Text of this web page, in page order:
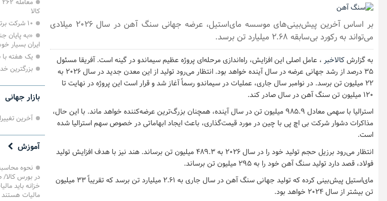
بر اساس آخرین پیش‌بینی‌های موسسه مای‌استیل، عرضه جهانی سنگ آهن در سال ۲۰۲۶ میلادی
می‌تواند به رکورد بی‌سابقه ۲.۶۸ میلیارد تن برسد.
به گزارشکالاخبر ، عامل اصلی این افزایش، راه‌اندازی مرحله‌ای پروژه عظیم سیماندو در گینه است. آفریقا مسئول
۳۵ درصد از رشد جهانی عرضه در سال آینده خواهد بود. انتظار می‌رود تولید از این معدن جدید در سال ۲۰۲۶ به
۲۲ میلیون تن برسد. در نوامبر سال جاری، عملیات در سیماندو رسماً آغاز شد و قرار است این پروژه در نهایت تا
۱۲۰ میلیون تن سنگ آهن در سال صادر کند.
استرالیا با سهمی معادل ۹۸۵.۹ میلیون تن در سال آینده، همچنان بزرگ‌ترین عرضه‌کننده خواهد ماند. با این حال،
مذاکرات دشوار شرکت بی اچ پی با چین در مورد قیمت‌گذاری، باعث ایجاد ابهاماتی در خصوص سهم استرالیا شده
است.
انتظار می‌رود برزیل حجم تولید خود را در سال ۲۰۲۶ به ۴۸۹.۳ میلیون تن برساند. هند نیز با هدف افزایش تولید
فولاد، قصد دارد تولید سنگ آهن خود را به ۲۹۵ میلیون تن برساند.
مای‌استیل پیش‌بینی کرده که تولید جهانی سنگ آهن در سال جاری به ۲.۶۱ میلیارد تن برسد که تقریباً ۳۳ میلیون
تن بیشتر از سال ۲۰۲۴ خواهد بود.
کالا
۱۰ شرکت برتر بورس کالا معرفی شدند
«به پایان
ایران بسیار
یک هفته با
بزرگترین
بازار جهانی
آخرین
آموزش
نحوه
در بورس کالا/
خزانه باید
مالیات هستند